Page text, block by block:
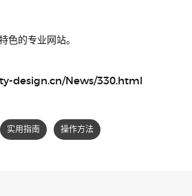
色的专业网站。
design.cn/News/330.html
实用指南 操作方法